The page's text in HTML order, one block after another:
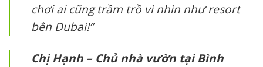
chơi ai cũng trầm trồ vì nhìn như resort
bên Dubai!”
Chị Hạnh – Chủ nhà vườn tại Bình